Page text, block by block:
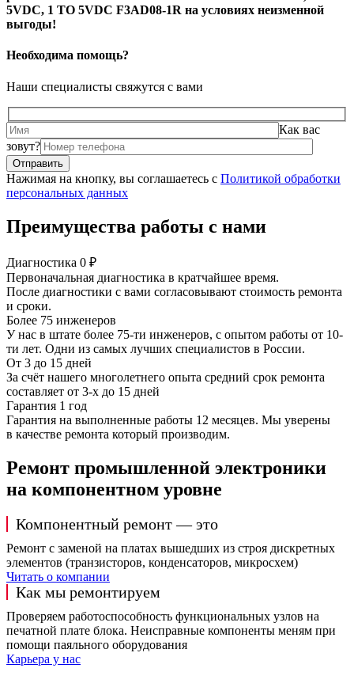
5VDC, 1 TO 5VDC F3AD08-1R на условиях неизменной
выгоды!
Необходима помощь?
Наши специалисты свяжутся с вами
Как вас
зовут?
Нажимая на кнопку, вы соглашаетесь с Политикой обработки
персональных данных
Преимущества работы с нами
Диагностика 0 ₽
Первоначальная диагностика в кратчайшее время.
После диагностики с вами согласовывают стоимость ремонта
и сроки.
Более 75 инженеров
У нас в штате более 75-ти инженеров, с опытом работы от 10-
ти лет. Одни из самых лучших специалистов в России.
От 3 до 15 дней
За счёт нашего многолетнего опыта средний срок ремонта
составляет от 3-х до 15 дней
Гарантия 1 год
Гарантия на выполненные работы 12 месяцев. Мы уверены
в качестве ремонта который производим.
Ремонт промышленной электроники
на компонентном уровне
Компонентный ремонт — это
Ремонт с заменой на платах вышедших из строя дискретных
элементов (транзисторов, конденсаторов, микросхем)
Читать о компании
Как мы ремонтируем
Проверяем работоспособность функциональных узлов на
печатной плате блока. Неисправные компоненты меням при
помощи паяльного оборудования
Карьера у нас